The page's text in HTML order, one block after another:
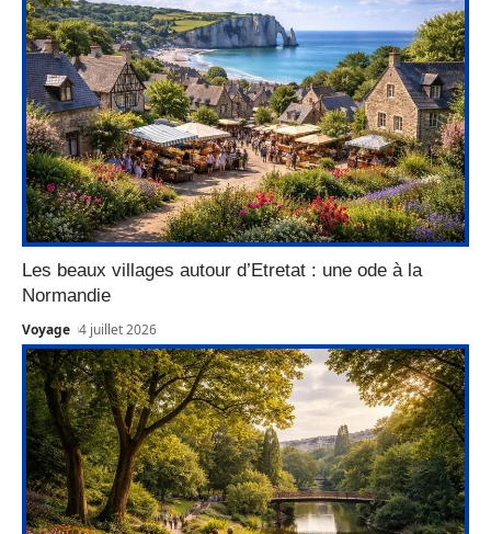
Les beaux villages autour d’Etretat : une ode à la
Normandie
Voyage 4 juillet 2026